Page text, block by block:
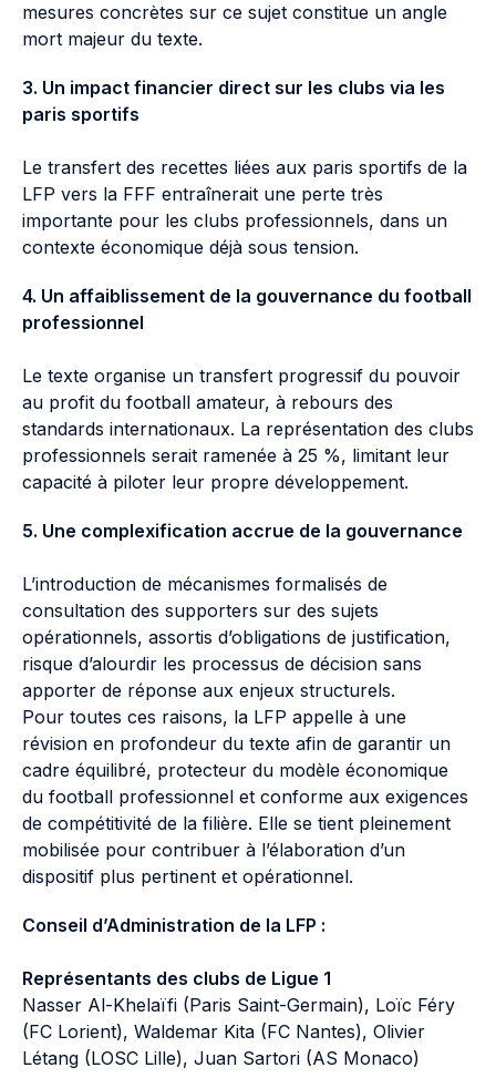
mesures concrètes sur ce sujet constitue un angle
mort majeur du texte.
3. Un impact financier direct sur les clubs via les
paris sportifs
Le transfert des recettes liées aux paris sportifs de la
LFP vers la FFF entraînerait une perte très
importante pour les clubs professionnels, dans un
contexte économique déjà sous tension.
4. Un affaiblissement de la gouvernance du football
professionnel
Le texte organise un transfert progressif du pouvoir
au profit du football amateur, à rebours des
standards internationaux. La représentation des clubs
professionnels serait ramenée à 25 %, limitant leur
capacité à piloter leur propre développement.
5. Une complexification accrue de la gouvernance
L’introduction de mécanismes formalisés de
consultation des supporters sur des sujets
opérationnels, assortis d’obligations de justification,
risque d’alourdir les processus de décision sans
apporter de réponse aux enjeux structurels.
Pour toutes ces raisons, la LFP appelle à une
révision en profondeur du texte afin de garantir un
cadre équilibré, protecteur du modèle économique
du football professionnel et conforme aux exigences
de compétitivité de la filière. Elle se tient pleinement
mobilisée pour contribuer à l’élaboration d’un
dispositif plus pertinent et opérationnel.
Conseil d’Administration de la LFP :
Représentants des clubs de Ligue 1
Nasser Al-Khelaïfi (Paris Saint-Germain), Loïc Féry
(FC Lorient), Waldemar Kita (FC Nantes), Olivier
Létang (LOSC Lille), Juan Sartori (AS Monaco)